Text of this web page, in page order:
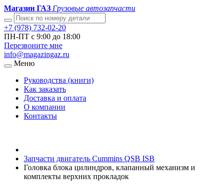
Магазин ГАЗ Грузовые автозапчасти
+7 (978) 732-02-20
ПН-ПТ с 9:00 до 18:00
Перезвоните мне
info@magazingaz.ru
Меню
Руководства (книги)
Как заказать
Доставка и оплата
О компании
Контакты
Запчасти двигатель Cummins QSB ISB
Головка блока цилиндров, клапанный механизм и
комплекты верхних прокладок